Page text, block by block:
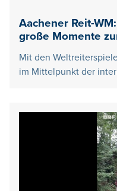
Aachener Reit-
große Momente
Mit den
im Mittelpunkt der